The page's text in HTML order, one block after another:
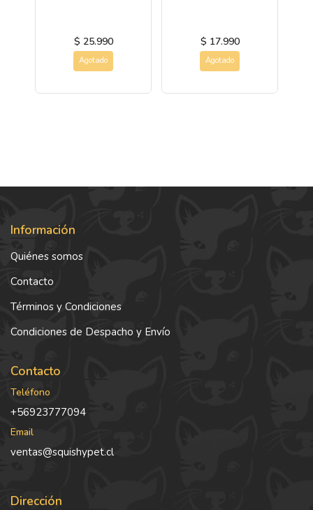
$ 25.990
Agotado
$ 17.990
Agotado
Información
Quiénes somos
Contacto
Términos y Condiciones
Condiciones de Despacho y Envío
Contacto
Teléfono
+56923777094
Email
ventas@squishypet.cl
Dirección